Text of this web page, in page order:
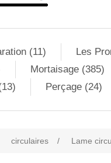
(11) Les
Mortaisage (385)
Perçage (24)
circulaires / Lame